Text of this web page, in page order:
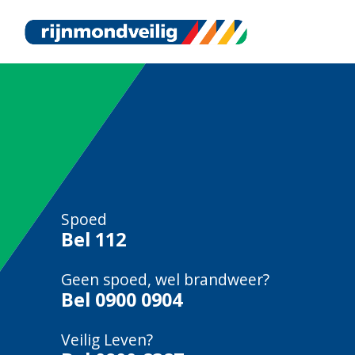
Spoed
Bel 112
Geen spoed, wel brandweer?
Bel 0900 0904
Veilig Leven?